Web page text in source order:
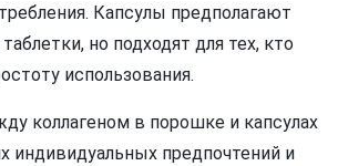
Капсулы предполагают
но подходят для тех, кто
использования.
коллагеном в порошке и капсулах
индивидуальных предпочтений и